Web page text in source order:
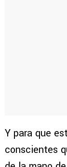
Y para que
conscientes